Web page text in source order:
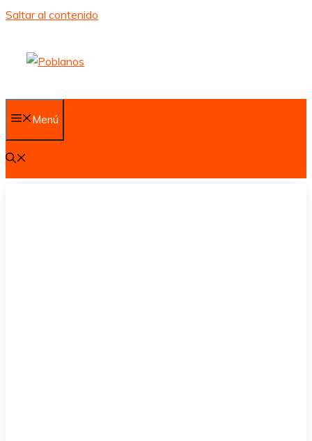
Saltar al contenido
Menú